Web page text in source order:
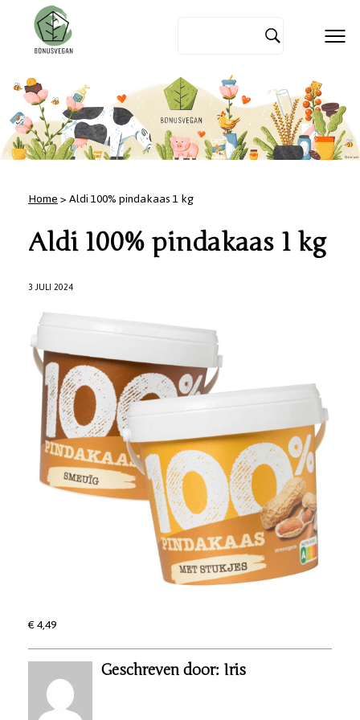
Home> Aldi 100% pindakaas 1 kg
Aldi 100% pindakaas 1 kg
3 JULI 2024
€ 4,49
Geschreven door: Iris